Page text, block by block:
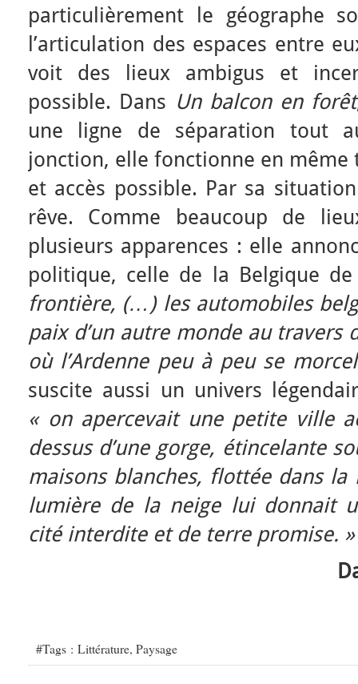
particulièrement le géographe
l’articulation des espaces entre
voit des lieux ambigus et
possible. Dans Un balcon en forêt
une ligne de séparation tout
jonction, elle fonctionne en
et accès possible. Par sa
rêve. Comme beaucoup de
plusieurs apparences : elle
politique, celle de la Belgique
frontière, (…) les automobiles
paix d’un autre monde au travers
où l’Ardenne peu à peu se
suscite aussi un univers
« on apercevait une petite ville
dessus d’une gorge, étincelante
maisons blanches, flottée dans
lumière de la neige lui donnait
cité interdite et de terre promise. »
#Tags : Littérature, Paysage